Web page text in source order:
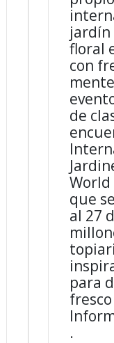
jardín
floral
con
de
World
que
al 27
para
.